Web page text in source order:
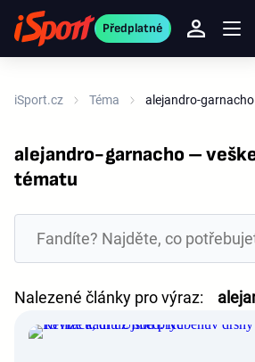
Předplatné
iSport.cz Téma alejandro-garnacho
alejandro-garnacho –
tématu
Nalezené články pro výraz: